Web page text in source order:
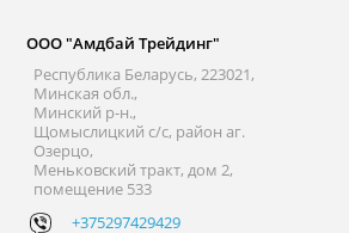
ООО "Амдбай Трейдинг"
Республика Беларусь, 223021,
Минская обл.,
Минский р-н.,
Щомыслицкий с/с, район аг.
Озерцо,
Меньковский тракт, дом 2,
помещение 533
+375297429429